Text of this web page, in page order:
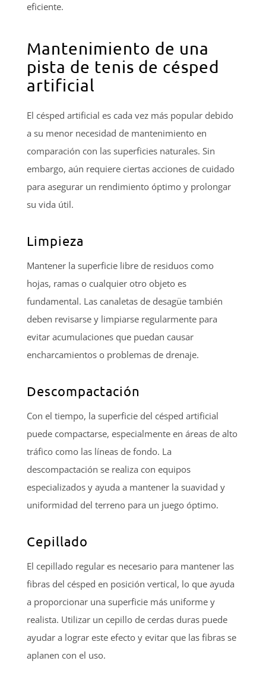
eficiente.
Mantenimiento de una
pista de tenis de césped
artificial
El césped artificial es cada vez más popular debido
a su menor necesidad de mantenimiento en
comparación con las superficies naturales. Sin
embargo, aún requiere ciertas acciones de cuidado
para asegurar un rendimiento óptimo y prolongar
su vida útil.
Limpieza
Mantener la superficie libre de residuos como
hojas, ramas o cualquier otro objeto es
fundamental. Las canaletas de desagüe también
deben revisarse y limpiarse regularmente para
evitar acumulaciones que puedan causar
encharcamientos o problemas de drenaje.
Descompactación
Con el tiempo, la superficie del césped artificial
puede compactarse, especialmente en áreas de alto
tráfico como las líneas de fondo. La
descompactación se realiza con equipos
especializados y ayuda a mantener la suavidad y
uniformidad del terreno para un juego óptimo.
Cepillado
El cepillado regular es necesario para mantener las
fibras del césped en posición vertical, lo que ayuda
a proporcionar una superficie más uniforme y
realista. Utilizar un cepillo de cerdas duras puede
ayudar a lograr este efecto y evitar que las fibras se
aplanen con el uso.